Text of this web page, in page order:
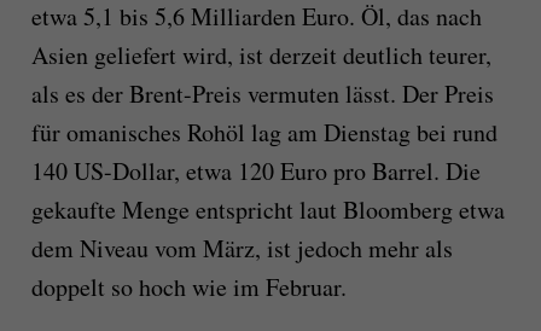
etwa 5,1 bis 5,6 Milliarden Euro. Öl, das nach
Asien geliefert wird, ist derzeit deutlich teurer,
als es der Brent-Preis vermuten lässt. Der Preis
für omanisches Rohöl lag am Dienstag bei rund
140 US-Dollar, etwa 120 Euro pro Barrel. Die
gekaufte Menge entspricht laut Bloomberg etwa
dem Niveau vom März, ist jedoch mehr als
doppelt so hoch wie im Februar.